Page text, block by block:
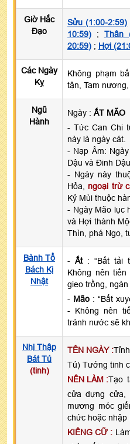
Giờ Hắc
Đạo
Sửu (1:00-2:59)
10:59) ; Thân
20:59) ; Hợi
Các Ngày
Kỵ
Không phạm
tận, Tam
Ngũ
Hành
Ngày : ẤT MÃO
- Tức Can Chi
này là ngày cát.
- Nạp Âm:
Dậu và Đinh Dậu.
- Ngày này
Hỏa, ngoại trừ
Kỷ Mùi thuộc
- Ngày Mão lục
và Hợi thành
Thìn, phá Ngọ,
Bành Tổ
Bách Kị
Nhật
- Ất: “Bất tải
Không nên
gieo trồng,
- Mão: “Bất
- Không nên
tránh nước sẽ
Nhị Thập
Bát Tú
(tinh)
TÊN NGÀY :
Tú) Tướng tinh
NÊN LÀM :Tạo
cửa dựng cửa,
mương móc
chức hoặc nhập
KIÊNG CỮ :